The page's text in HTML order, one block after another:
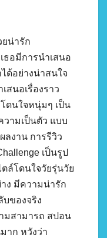
ยน่ารัก
ธอมีการนำเสนอ
ได้อย่างน่าสนใจ
สนอเรื่องราว
ดนใจหนุ่มๆ เป็น
วามเป็นตัว แบบ
งาน การรีวิว
เป็นรูป
ตล์โดนใจวัยรุ่นวัย
ง มีความน่ารัก
บของจริง
มสามารถ สปอน
าก หวังว่า